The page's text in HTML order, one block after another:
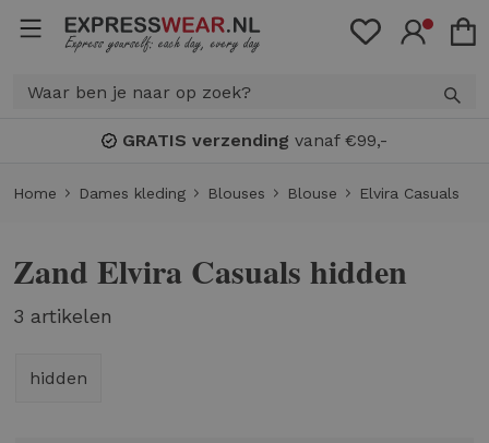
GRATIS verzending vanaf €99,-
Home Dames kleding Blouses Blouse Elvira Casuals
Zand Elvira Casuals hidden
3 artikelen
hidden